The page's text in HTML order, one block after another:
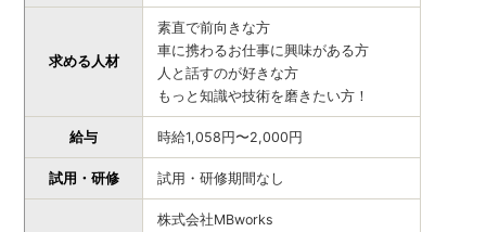
求める人材
素直で前向きな方
車に携わるお仕事に興味がある方
人と話すのが好きな方
もっと知識や技術を磨きたい方！
給与 時給1,058円〜2,000円
試用・研修 試用・研修期間なし
株式会社MBworks